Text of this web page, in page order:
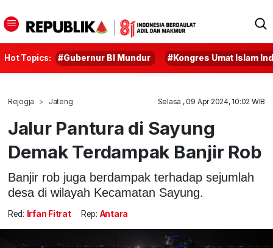
Hot Topics: #Gubernur BI Mundur #Kongres Umat Islam
Rejogja Jateng Selasa , 09 Apr 2024, 10:02 WIB
Jalur Pantura di Sayung
Demak Terdampak Banjir Rob
Banjir rob juga berdampak terhadap sejumlah
desa di wilayah Kecamatan Sayung.
Red: Irfan Fitrat Rep: Antara